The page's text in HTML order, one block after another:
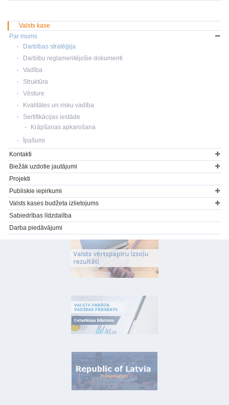
Valsts kase
Par mums
Darbības stratēģija
Darbību reglamentējošie dokumenti
Vadība
Struktūra
Vēsture
Kvalitātes un risku vadība
Sertifikācijas iestāde
Krāpšanas apkarošana
Īpašumi
Kontakti
Biežāk uzdotie jautājumi
Projekti
Publiskie iepirkumi
Valsts kases budžeta izlietojums
Sabiedrības līdzdalība
Darba piedāvājumi